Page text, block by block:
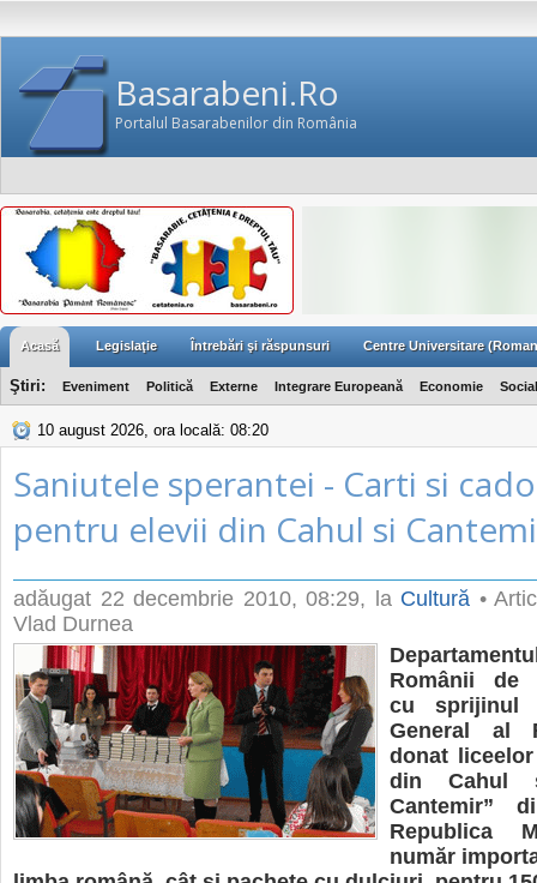
Basarabeni.Ro
Portalul Basarabenilor din România
Acasă Legislaţie Întrebări şi răspunsuri Centre Universitare
Ştiri: Eveniment Politică Externe Integrare Europeană Economie Social
10 august 2026, ora locală: 08:20
Saniutele sperantei - Carti si
pentru elevii din Cahul si
adăugat 22 decembrie 2010, 08:29, la Cultură •
Vlad Durnea
Românii de
cu sprijinul
General al
donat liceelor
din Cahul
Cantemir”
Republica
număr